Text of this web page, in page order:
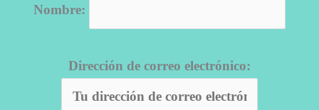
Nombre:
Dirección de correo electrónico: